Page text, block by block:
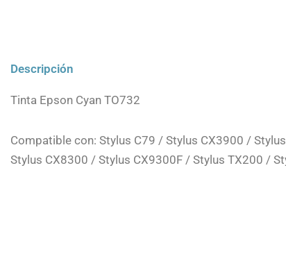
Descripción
Tinta Epson Cyan TO732
Compatible con: Stylus C79 / Stylus CX3900 /
Stylus CX8300 / Stylus CX9300F / Stylus TX200 /